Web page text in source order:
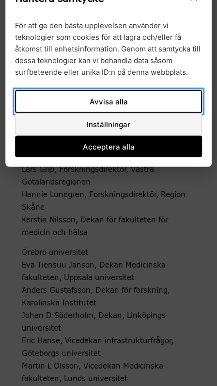
Forskningsdirektör, Region Östergötland
Diana Berggren, Forskningsdirektör, Umeå
universitet
Mikael Wiberg, Forskningsdirektör, Region
Jan Andersson, Forskningsdirektör, Region
Stockholm
Lars Grip, Forskningsdirektör, Västra
Götalandsregionen
Hannie Lundgren, Forskningsdirektör, Region
Skåne
Kerstin Nilsson, Dekan för fakulteten för
medicin och hälsa
Örebro universitet
Eva Tiensuu Janson, Dekan Medicinska
fakulteten, Uppsala universitet
Anders Gustafsson, Dekan för forskning,
Karolinska Institutet
Johan D Söderholm, Dekan, Linköpings
universitet
Eric Hanse, Vicedekan infrastrukturfrågor,
Göteborgs universitet
Martin L Olsson, Vicedekan Medicinska
fakulteten, Lunds universitet
För att ge den bästa upplevelsen använder vi
teknologier som cookies för att lagra och/eller få
åtkomst till enhetsinformation. Genom att samtycka till
dessa teknologier kan vi behandla data såsom
surfbeteende eller unika ID:n på denna webbplats.
Avvisa alla
Inställningar
Acceptera alla